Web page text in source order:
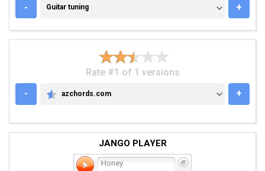
- GUITAR TUNING
Guitar tuning +
Rate #1 of 1 versions
-
AZCHORDS.COM
azchords.com +
JANGO PLAYER
Honey